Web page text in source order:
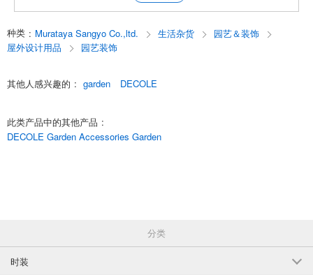
种类 : Murataya Sangyo Co.,ltd. 生活杂货
园艺＆装饰
屋外设计用品
园艺装饰
其他人感兴趣的 : garden DECOLE
此类产品中的其他产品 :
DECOLE Garden Accessories Garden
分类
时装